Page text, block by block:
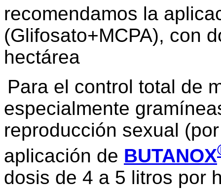
recomendamos la
(Glifosato+MCPA), con
hectárea
Para el control total de
especialmente
reproducción sexual
aplicación de BUTANOX
dosis de 4 a 5 litros por